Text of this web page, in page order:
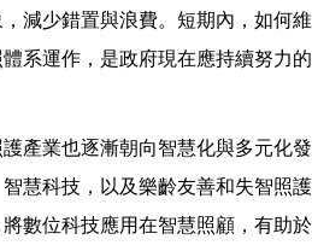
減少錯置與浪費。短期內，如何維
系運作，是政府現在應持續努力的
產業也逐漸朝向智慧化與多元化發
慧科技，以及樂齡友善和失智照護
數位科技應用在智慧照顧，有助於